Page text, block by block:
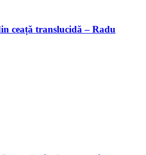
ceață translucidă – Radu